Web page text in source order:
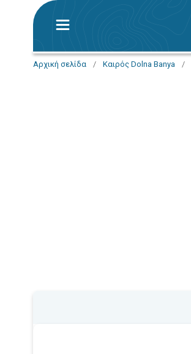
Αρχική σελίδα / Καιρός Dolna Banya /